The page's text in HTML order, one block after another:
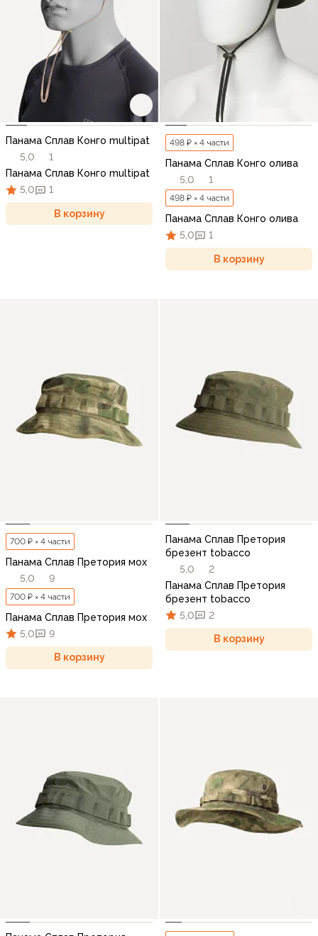
Панама Сплав Конго multipat
5,0
1
Панама Сплав Конго multipat
5,0
1
В корзину
498 ₽ × 4 части
Панама Сплав Конго олива
5,0
1
498 ₽ × 4 части
Панама Сплав Конго олива
5,0
1
В корзину
700 ₽ × 4 части
Панама Сплав Претория мох
5,0
9
700 ₽ × 4 части
Панама Сплав Претория мох
5,0
9
В корзину
Панама Сплав Претория
брезент tobacco
5,0
2
Панама Сплав Претория
брезент tobacco
5,0
2
В корзину